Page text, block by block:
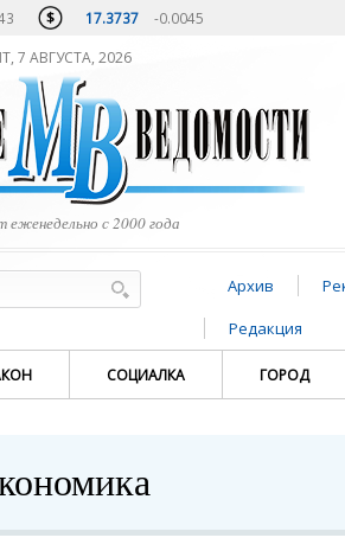
17.3737 -0.0045
7 АВГУСТА, 2026
еженедельно с 2000 года
Архив
Редакция
СОЦИАЛКА ГОРОД